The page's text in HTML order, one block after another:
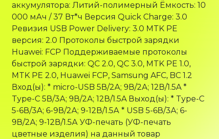
аккумулятора: Литий-полимерный Ёмкость: 10
000 мАч / 37 Вт*ч Версия Quick Charge: 3.0
Ревизия USB Power Delivery: 3.0 MTK PE
версия: 2.0 Протоколы быстрой зарядки
Huawei: FCP Поддерживаемые протоколы
быстрой зарядки: QC 2.0, QC 3.0, MTK PE 1.0,
MTK PE 2.0, Huawei FCP, Samsung AFC, BC 1.2
Вход(ы): * micro-USB 5В/2А; 9В/2А; 12В/1.5A *
Type-C 5В/3А; 9В/2А; 12В/1.5A Выход(ы): * Type-C
5-6В/3А; 6-9В/2А; 9-12В/1.5А * USB 5-6В/3А; 6-
9В/2А; 9-12В/1.5А УФ-печать (УФ-печать
цветные изделия) на данный товар